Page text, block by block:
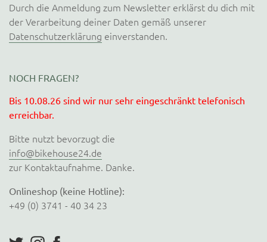
Durch die Anmeldung zum Newsletter erklärst du dich mit
der Verarbeitung deiner Daten gemäß unserer
Datenschutzerklärung einverstanden.
NOCH FRAGEN?
Bis 10.08.26 sind wir nur sehr eingeschränkt telefonisch
erreichbar.
Bitte nutzt bevorzugt die
info@bikehouse24.de
zur Kontaktaufnahme. Danke.
Onlineshop (keine Hotline):
+49 (0) 3741 - 40 34 23